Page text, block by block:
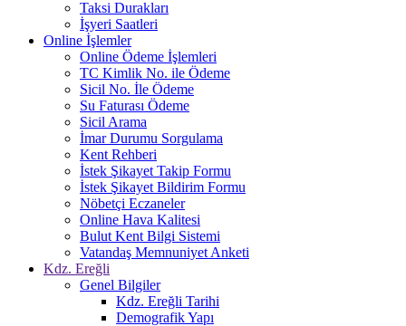
Taksi Durakları
İşyeri Saatleri
Online İşlemler
Online Ödeme İşlemleri
TC Kimlik No. ile Ödeme
Sicil No. İle Ödeme
Su Faturası Ödeme
Sicil Arama
İmar Durumu Sorgulama
Kent Rehberi
İstek Şikayet Takip Formu
İstek Şikayet Bildirim Formu
Nöbetçi Eczaneler
Online Hava Kalitesi
Bulut Kent Bilgi Sistemi
Vatandaş Memnuniyet Anketi
Kdz. Ereğli
Genel Bilgiler
Kdz. Ereğli Tarihi
Demografik Yapı